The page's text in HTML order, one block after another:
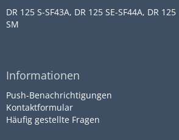
DR 125 S-SF43A, DR 125 SE-SF44A, DR 125
SM
Informationen
Push-Benachrichtigungen
Kontaktformular
Häufig gestellte Fragen